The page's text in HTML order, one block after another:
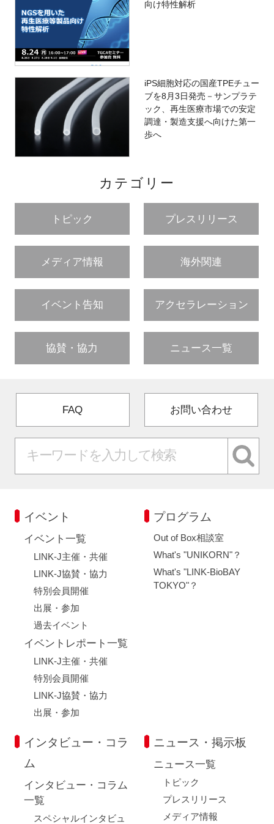
向け特性解析
iPS細胞対応の国産TPEチュー
ブを8月3日発売－サンプラテ
ック、再生医療市場での安定
調達・製造支援へ向けた第一
歩へ
カテゴリー
トピック プレスリリース
メディア情報 海外関連
イベント告知 アクセラレーション
協賛・協力 ニュース一覧
FAQ お問い合わせ
イベント
イベント一覧
LINK-J主催・共催
LINK-J協賛・協力
特別会員開催
出展・参加
過去イベント
イベントレポート一覧
LINK-J主催・共催
特別会員開催
LINK-J協賛・協力
出展・参加
プログラム
Out of Box相談室
What's "UNIKORN"？
What's "LINK-BioBAY
TOKYO"？
インタビュー・コラ
ム
インタビュー・コラム
一覧
スペシャルインタビュ
ニュース・掲示板
ニュース一覧
トピック
プレスリリース
メディア情報